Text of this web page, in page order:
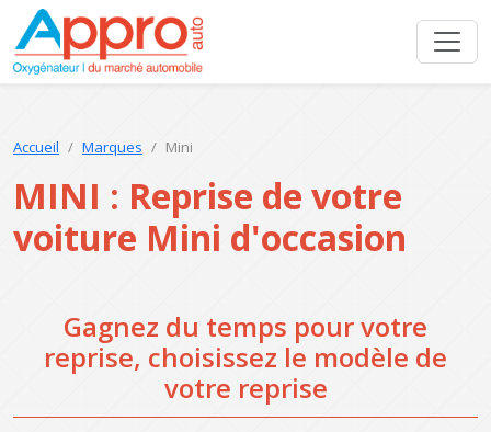
Accueil Marques Mini
MINI : Reprise de votre
voiture Mini d'occasion
Gagnez du temps pour votre
reprise, choisissez le modèle de
votre reprise